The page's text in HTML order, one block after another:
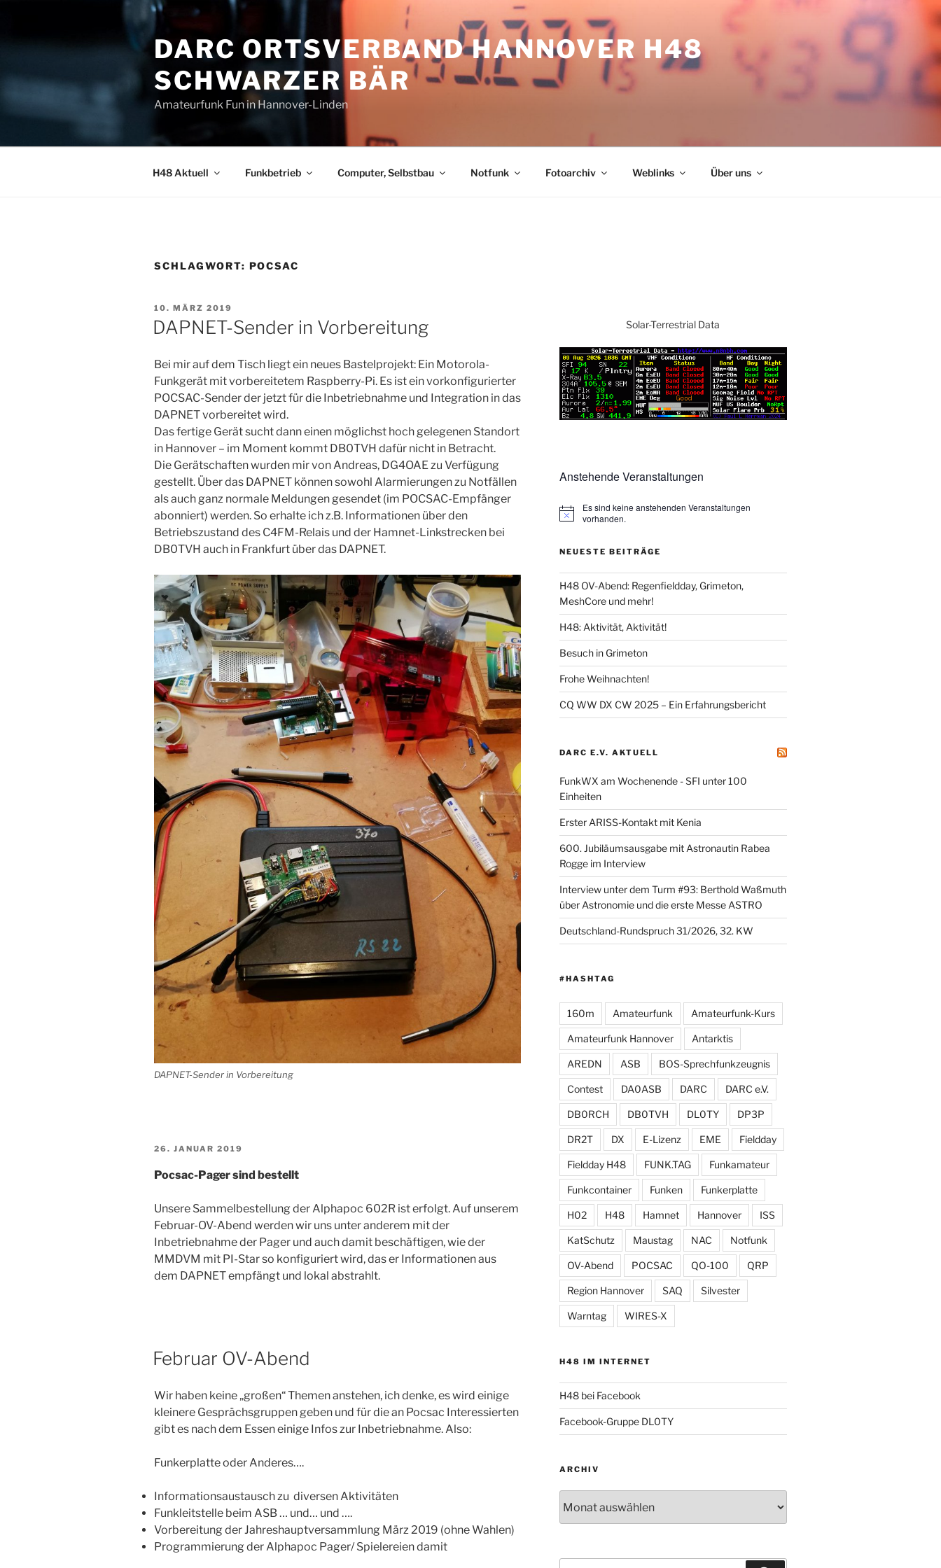
DARC ORTSVERBAND HANNOVER H48
SCHWARZER BÄR
Amateurfunk Fun in Hannover-Linden
H48 Aktuell Funkbetrieb Computer, Selbstbau Notfunk Fotoarchiv Weblinks Über uns
SCHLAGWORT: POCSAC
VERÖFFENTLICHT
AM
10. MÄRZ 2019
DAPNET-Sender in Vorbereitung
Bei mir auf dem Tisch liegt ein neues Bastelprojekt: Ein Motorola-
Funkgerät mit vorbereitetem Raspberry-Pi. Es ist ein vorkonfigurierter
POCSAC-Sender der jetzt für die Inbetriebnahme und Integration in das
DAPNET vorbereitet wird.
Das fertige Gerät sucht dann einen möglichst hoch gelegenen Standort
in Hannover – im Moment kommt DB0TVH dafür nicht in Betracht.
Die Gerätschaften wurden mir von Andreas, DG4OAE zu Verfügung
gestellt. Über das DAPNET können sowohl Alarmierungen zu Notfällen
als auch ganz normale Meldungen gesendet (im POCSAC-Empfänger
abonniert) werden. So erhalte ich z.B. Informationen über den
Betriebszustand des C4FM-Relais und der Hamnet-Linkstrecken bei
DB0TVH auch in Frankfurt über das DAPNET.
DAPNET-Sender in Vorbereitung
VERÖFFENTLICHT
26. JANUAR 2019
Pocsac-Pager sind bestellt
Unsere Sammelbestellung der Alphapoc 602R ist erfolgt. Auf unserem
Februar-OV-Abend werden wir uns unter anderem mit der
Inbetriebnahme der Pager und auch damit beschäftigen, wie der
MMDVM mit PI-Star so konfiguriert wird, das er Informationen aus
dem DAPNET empfängt und lokal abstrahlt.
Februar OV-Abend
Wir haben keine „großen“ Themen anstehen, ich denke, es wird einige
kleinere Gesprächsgruppen geben und für die an Pocsac Interessierten
gibt es nach dem Essen einige Infos zur Inbetriebnahme. Also:
Funkerplatte oder Anderes….
Informationsaustausch zu diversen Aktivitäten
Funkleitstelle beim ASB … und… und ….
Vorbereitung der Jahreshauptversammlung März 2019 (ohne Wahlen)
Programmierung der Alphapoc Pager/ Spielereien damit
Solar-Terrestrial Data
Anstehende Veranstaltungen
Es sind keine anstehenden Veranstaltungen
vorhanden.
NEUESTE BEITRÄGE
H48 OV-Abend: Regenfieldday, Grimeton,
MeshCore und mehr!
H48: Aktivität, Aktivität!
Besuch in Grimeton
Frohe Weihnachten!
CQ WW DX CW 2025 – Ein Erfahrungsbericht
DARC E.V. AKTUELL
FunkWX am Wochenende - SFI unter 100
Einheiten
Erster ARISS-Kontakt mit Kenia
600. Jubiläumsausgabe mit Astronautin Rabea
Rogge im Interview
Interview unter dem Turm #93: Berthold Waßmuth
über Astronomie und die erste Messe ASTRO
Deutschland-Rundspruch 31/2026, 32. KW
#HASHTAG
160m Amateurfunk Amateurfunk-Kurs
Amateurfunk Hannover Antarktis
AREDN ASB BOS-Sprechfunkzeugnis
Contest DA0ASB DARC DARC e.V.
DB0RCH DB0TVH DL0TY DP3P
DR2T DX E-Lizenz EME Fieldday
Fieldday H48 FUNK.TAG Funkamateur
Funkcontainer Funken Funkerplatte
H02 H48 Hamnet Hannover ISS
KatSchutz Maustag NAC Notfunk
OV-Abend POCSAC QO-100 QRP
Region Hannover SAQ Silvester
Warntag WIRES-X
H48 IM INTERNET
H48 bei Facebook
Facebook-Gruppe DL0TY
ARCHIV